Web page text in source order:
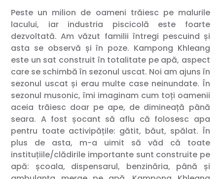
Peste un milion de oameni trăiesc pe malurile
lacului, iar industria piscicolă este foarte
dezvoltată. Am văzut familii întregi pescuind și
asta se observă și în poze. Kampong Khleang
este un sat construit în totalitate pe apă, aspect
care se schimbă în sezonul uscat. Noi am ajuns în
sezonul uscat și erau multe case neinundate. În
sezonul musonic, îmi imaginam cum toți oamenii
aceia trăiesc doar pe ape, de dimineață până
seara. A fost șocant să aflu că folosesc apa
pentru toate activipățile: gătit, băut, spălat. În
plus de asta, m-a uimit să văd că toate
instituțiile/clădirile importante sunt construite pe
apă: școala, dispensarul, benzinăria, până și